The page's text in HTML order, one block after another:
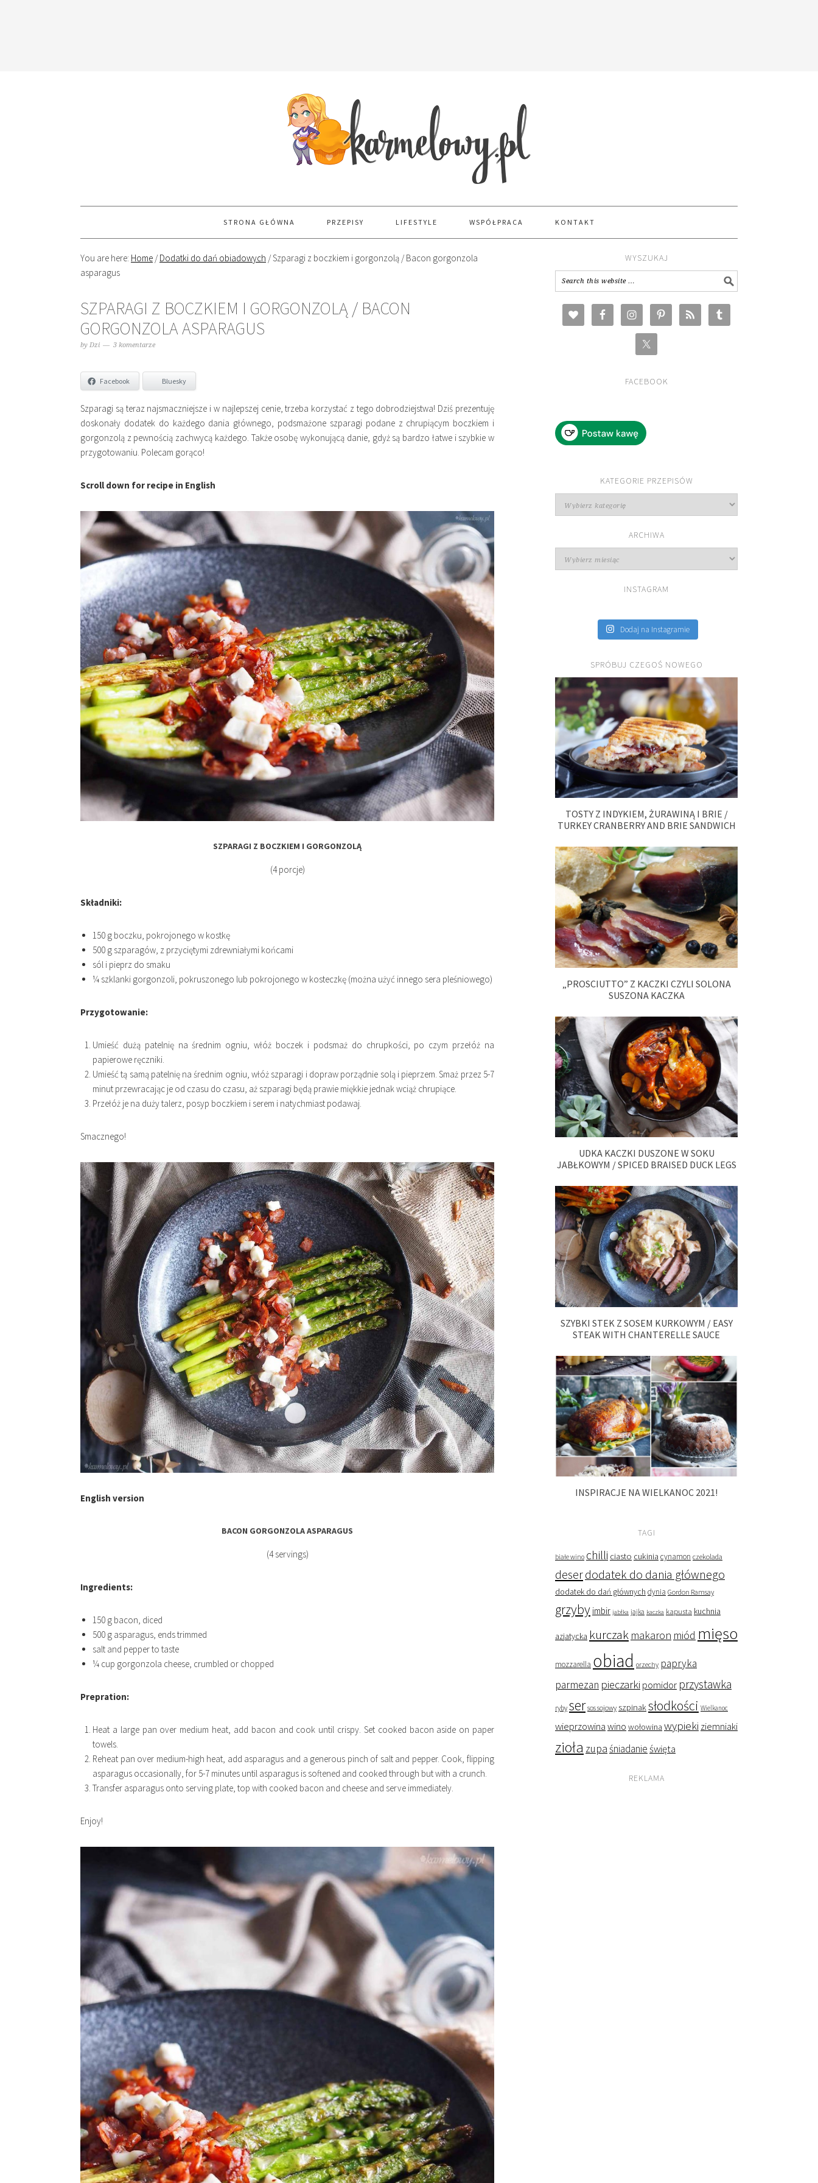
STRONA GŁÓWNA PRZEPISY LIFESTYLE WSPÓŁPRACA KONTAKT
You are here: Home / Dodatki do dań obiadowych /Szparagi z boczkiem i gorgonzolą / Bacon gorgonzola
asparagus
SZPARAGI Z BOCZKIEM I GORGONZOLĄ / BACON
GORGONZOLA ASPARAGUS
by Dzi 3 komentarze
Facebook Bluesky
Szparagi są teraz najsmaczniejsze i w najlepszej cenie, trzeba korzystać z tego dobrodziejstwa! Dziś prezentuję
doskonały dodatek do każdego dania głównego, podsmażone szparagi podane z chrupiącym boczkiem i
gorgonzolą z pewnością zachwycą każdego. Także osobę wykonującą danie, gdyż są bardzo łatwe i szybkie w
przygotowaniu. Polecam gorąco!
Scroll down for recipe in English
SZPARAGI Z BOCZKIEM I GORGONZOLĄ
(4 porcje)
Składniki:
150 g boczku, pokrojonego w kostkę
500 g szparagów, z przyciętymi zdrewniałymi końcami
sól i pieprz do smaku
¼ szklanki gorgonzoli, pokruszonego lub pokrojonego w kosteczkę (można użyć innego sera pleśniowego)
Przygotowanie:
Umieść dużą patelnię na średnim ogniu, włóż boczek i podsmaż do chrupkości, po czym przełóż na
papierowe ręczniki.
Umieść tą samą patelnię na średnim ogniu, włóż szparagi i dopraw porządnie solą i pieprzem. Smaż przez 5-7
minut przewracając je od czasu do czasu, aż szparagi będą prawie miękkie jednak wciąż chrupiące.
Przełóż je na duży talerz, posyp boczkiem i serem i natychmiast podawaj.
Smacznego!
English version
BACON GORGONZOLA ASPARAGUS
(4 servings)
Ingredients:
150 g bacon, diced
500 g asparagus, ends trimmed
salt and pepper to taste
¼ cup gorgonzola cheese, crumbled or chopped
Prepration:
Heat a large pan over medium heat, add bacon and cook until crispy. Set cooked bacon aside on paper
towels.
Reheat pan over medium-high heat, add asparagus and a generous pinch of salt and pepper. Cook, flipping
asparagus occasionally, for 5-7 minutes until asparagus is softened and cooked through but with a crunch.
Transfer asparagus onto serving plate, top with cooked bacon and cheese and serve immediately.
Enjoy!
WYSZUKAJ
FACEBOOK
KATEGORIE PRZEPISÓW
przepisów
ARCHIWA
INSTAGRAM
Dodaj na Instagramie
SPRÓBUJ CZEGOŚ NOWEGO
TOSTY Z INDYKIEM, ŻURAWINĄ I BRIE /
TURKEY CRANBERRY AND BRIE SANDWICH
„PROSCIUTTO” Z KACZKI CZYLI SOLONA
SUSZONA KACZKA
UDKA KACZKI DUSZONE W SOKU
JABŁKOWYM / SPICED BRAISED DUCK LEGS
SZYBKI STEK Z SOSEM KURKOWYM / EASY
STEAK WITH CHANTERELLE SAUCE
INSPIRACJE NA WIELKANOC 2021!
TAGI
białe wino chilli ciasto cukinia cynamon czekolada
deserdodatek do dania głównego
dodatek do dań głównych dynia Gordon Ramsay
grzyby imbir jabłka jajka kaczka kapusta kuchnia
azjatycka kurczak makaron miód mięso
mozzarella obiad orzechy papryka
parmezan pieczarki pomidor przystawka
ryby ser sos sojowy szpinaksłodkości Wielkanoc
wieprzowina wino wołowina wypieki ziemniaki
zioła zupaśniadanieświęta
REKLAMA